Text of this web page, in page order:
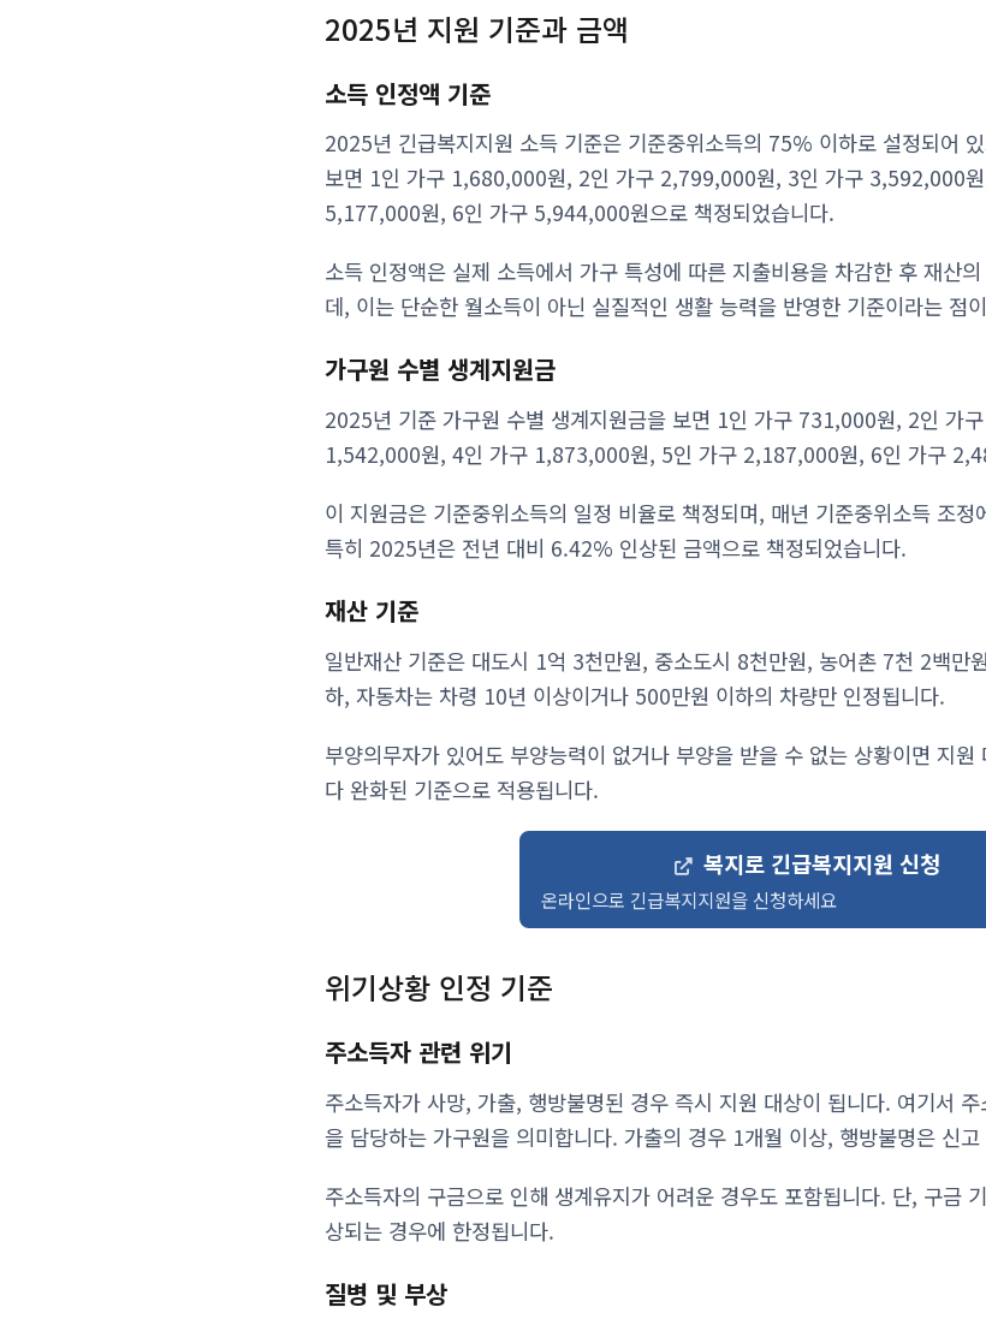
2025년 지원 기준과 금액
소득 인정액 기준
2025년 긴급복지지원 소득 기준은 기준중위소득의 75% 이하로 설정되어
보면 1인 가구 1,680,000원, 2인 가구 2,799,000원, 3인 가구 3,592,000
5,177,000원, 6인 가구 5,944,000원으로 책정되었습니다.
소득 인정액은 실제 소득에서 가구 특성에 따른 지출비용을 차감한 후 재산
데, 이는 단순한 월소득이 아닌 실질적인 생활 능력을 반영한 기준이라는 점
가구원 수별 생계지원금
2025년 기준 가구원 수별 생계지원금을 보면 1인 가구 731,000원, 2인 가
1,542,000원, 4인 가구 1,873,000원, 5인 가구 2,187,000원, 6인 가구
이 지원금은 기준중위소득의 일정 비율로 책정되며, 매년 기준중위소득 조
특히 2025년은 전년 대비 6.42% 인상된 금액으로 책정되었습니다.
재산 기준
일반재산 기준은 대도시 1억 3천만원, 중소도시 8천만원, 농어촌 7천 2백만
하, 자동차는 차령 10년 이상이거나 500만원 이하의 차량만 인정됩니다.
부양의무자가 있어도 부양능력이 없거나 부양을 받을 수 없는 상황이면 지
다 완화된 기준으로 적용됩니다.
복지로 긴급복지지원 신청
온라인으로 긴급복지지원을 신청하세요
위기상황 인정 기준
주소득자 관련 위기
주소득자가 사망, 가출, 행방불명된 경우 즉시 지원 대상이 됩니다. 여기서
을 담당하는 가구원을 의미합니다. 가출의 경우 1개월 이상, 행방불명은 신
주소득자의 구금으로 인해 생계유지가 어려운 경우도 포함됩니다. 단, 구금
상되는 경우에 한정됩니다.
질병 및 부상